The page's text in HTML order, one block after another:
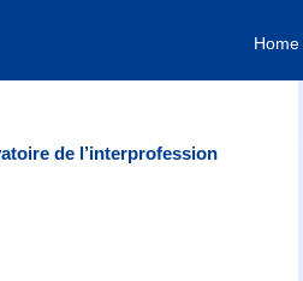
Home
de l’interprofession